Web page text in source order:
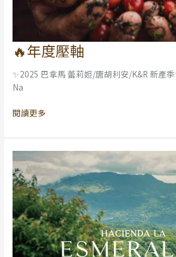
🔥年度壓軸
✨2025 巴拿馬 蕾莉妲/唐胡利安/K&R 新產
Na
🔥
度
壓
閱讀更多